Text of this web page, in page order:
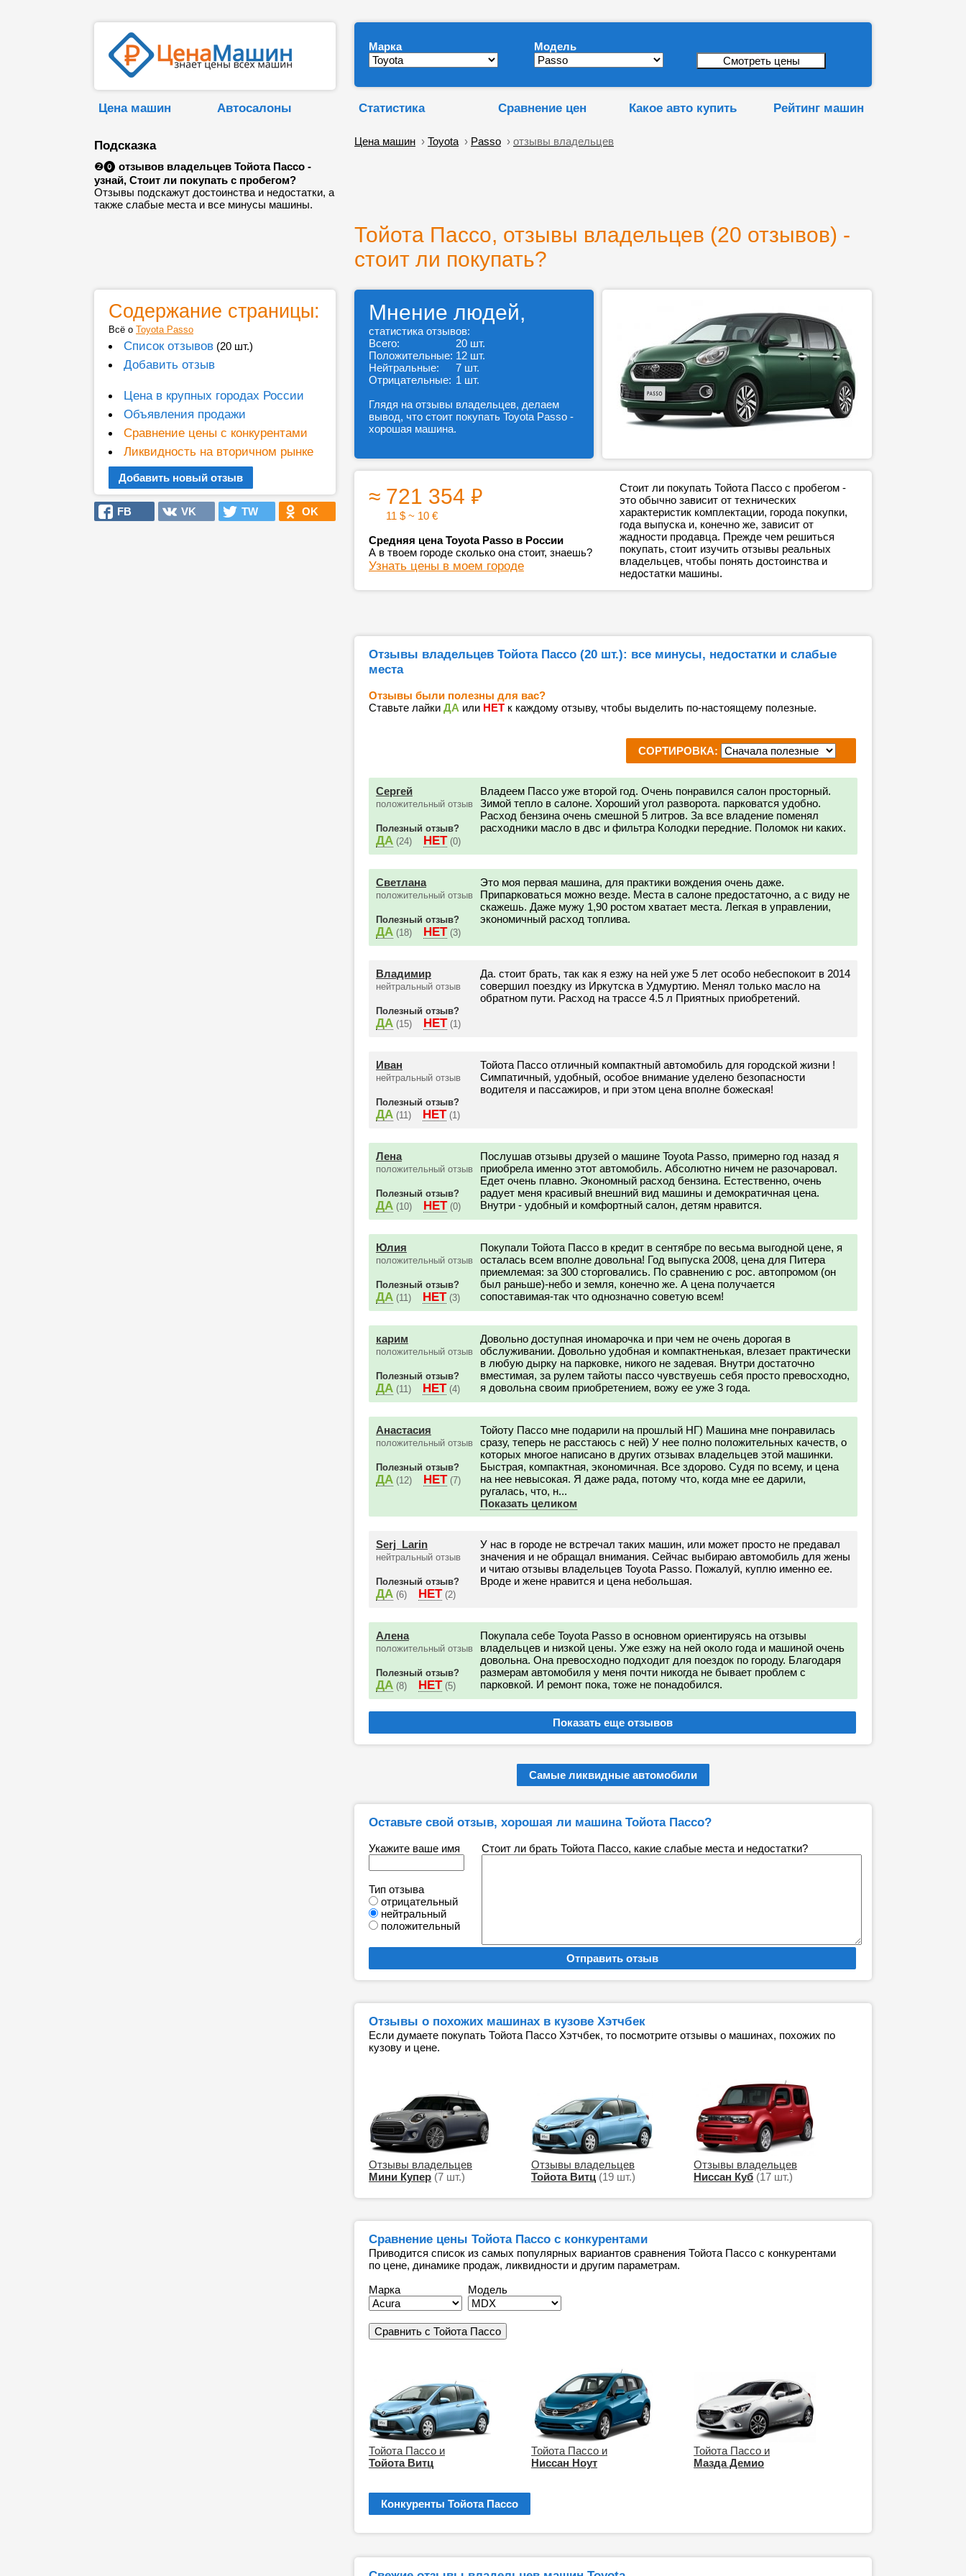
Марка Модель
Цена машин Автосалоны Статистика Сравнение цен Какое авто купить Рейтинг машин
Подсказка
❷⓿ отзывов владельцев Тойота Пассо -
узнай, Стоит ли покупать с пробегом?
Отзывы подскажут достоинства и недостатки, а
также слабые места и все минусы машины.
Цена машин › Toyota › Passo › отзывы владельцев
Тойота Пассо, отзывы владельцев (20 отзывов) -
стоит ли покупать?
Содержание страницы:
Всё о Toyota Passo
Список отзывов (20 шт.)
Добавить отзыв
Цена в крупных городах России
Объявления продажи
Сравнение цены с конкурентами
Ликвидность на вторичном рынке
Добавить новый отзыв
FB VK TW OK
Мнение людей,
статистика отзывов:
Всего:
20 шт.
Положительные: 12 шт.
Нейтральные:
7 шт.
Отрицательные: 1 шт.
Глядя на отзывы владельцев, делаем
вывод, что стоит покупать Toyota Passo -
хорошая машина.
≈ 721 354 ₽
11 $ ~ 10 €
Средняя цена Toyota Passo в России
А в твоем городе сколько она стоит, знаешь?
Узнать цены в моем городе
Стоит ли покупать Тойота Пассо с пробегом -
это обычно зависит от технических
характеристик комплектации, города покупки,
года выпуска и, конечно же, зависит от
жадности продавца. Прежде чем решиться
покупать, стоит изучить отзывы реальных
владельцев, чтобы понять достоинства и
недостатки машины.
Отзывы владельцев Тойота Пассо (20 шт.): все минусы, недостатки и слабые
места
Отзывы были полезны для вас?
Ставьте лайки ДА или НЕТ к каждому отзыву, чтобы выделить по-настоящему полезные.
СОРТИРОВКА:
Сергей
положительный отзыв
Полезный отзыв?
ДА (24) НЕТ (0)
Владеем Пассо уже второй год. Очень понравился салон просторный.
Зимой тепло в салоне. Хороший угол разворота. парковатся удобно.
Расход бензина очень смешной 5 литров. За все владение поменял
расходники масло в двс и фильтра Колодки передние. Поломок ни каких.
Светлана
положительный отзыв
Полезный отзыв?
ДА (18) НЕТ (3)
Это моя первая машина, для практики вождения очень даже.
Припарковаться можно везде. Места в салоне предостаточно, а с виду не
скажешь. Даже мужу 1,90 ростом хватает места. Легкая в управлении,
экономичный расход топлива.
Владимир
нейтральный отзыв
Полезный отзыв?
ДА (15) НЕТ (1)
Да. стоит брать, так как я езжу на ней уже 5 лет особо небеспокоит в 2014
совершил поездку из Иркутска в Удмуртию. Менял только масло на
обратном пути. Расход на трассе 4.5 л Приятных приобретений.
Иван
нейтральный отзыв
Полезный отзыв?
ДА (11) НЕТ (1)
Тойота Пассо отличный компактный автомобиль для городской жизни !
Симпатичный, удобный, особое внимание уделено безопасности
водителя и пассажиров, и при этом цена вполне божеская!
Лена
положительный отзыв
Полезный отзыв?
ДА (10) НЕТ (0)
Послушав отзывы друзей о машине Toyota Passo, примерно год назад я
приобрела именно этот автомобиль. Абсолютно ничем не разочаровал.
Едет очень плавно. Экономный расход бензина. Естественно, очень
радует меня красивый внешний вид машины и демократичная цена.
Внутри - удобный и комфортный салон, детям нравится.
Юлия
положительный отзыв
Полезный отзыв?
ДА (11) НЕТ (3)
Покупали Тойота Пассо в кредит в сентябре по весьма выгодной цене, я
осталась всем вполне довольна! Год выпуска 2008, цена для Питера
приемлемая: за 300 сторговались. По сравнению с рос. автопромом (он
был раньше)-небо и земля, конечно же. А цена получается
сопоставимая-так что однозначно советую всем!
карим
положительный отзыв
Полезный отзыв?
ДА (11) НЕТ (4)
Довольно доступная иномарочка и при чем не очень дорогая в
обслуживании. Довольно удобная и компактненькая, влезает практически
в любую дырку на парковке, никого не задевая. Внутри достаточно
вместимая, за рулем тайоты пассо чувствуешь себя просто превосходно,
я довольна своим приобретением, вожу ее уже 3 года.
Анастасия
положительный отзыв
Полезный отзыв?
ДА (12) НЕТ (7)
Тойоту Пассо мне подарили на прошлый НГ) Машина мне понравилась
сразу, теперь не расстаюсь с ней) У нее полно положительных качеств, о
которых многое написано в других отзывах владельцев этой машинки.
Быстрая, компактная, экономичная. Все здорово. Судя по всему, и цена
на нее невысокая. Я даже рада, потому что, когда мне ее дарили,
ругалась, что, н...
Показать целиком
Serj_Larin
нейтральный отзыв
Полезный отзыв?
ДА (6) НЕТ (2)
У нас в городе не встречал таких машин, или может просто не предавал
значения и не обращал внимания. Сейчас выбираю автомобиль для жены
и читаю отзывы владельцев Toyota Passo. Пожалуй, куплю именно ее.
Вроде и жене нравится и цена небольшая.
Алена
положительный отзыв
Полезный отзыв?
ДА (8) НЕТ (5)
Покупала себе Toyota Passo в основном ориентируясь на отзывы
владельцев и низкой цены. Уже езжу на ней около года и машиной очень
довольна. Она превосходно подходит для поездок по городу. Благодаря
размерам автомобиля у меня почти никогда не бывает проблем с
парковкой. И ремонт пока, тоже не понадобился.
Самые ликвидные автомобили
Оставьте свой отзыв, хорошая ли машина Тойота Пассо?
Укажите ваше имя
Тип отзыва
отрицательный
нейтральный
положительный
Стоит ли брать Тойота Пассо, какие слабые места и недостатки?
Отзывы о похожих машинах в кузове Хэтчбек
Если думаете покупать Тойота Пассо Хэтчбек, то посмотрите отзывы о машинах, похожих по
кузову и цене.
Отзывы владельцев
Мини Купер (7 шт.)
Отзывы владельцев
Тойота Витц (19 шт.)
Отзывы владельцев
Ниссан Куб (17 шт.)
Сравнение цены Тойота Пассо с конкурентами
Приводится список из самых популярных вариантов сравнения Тойота Пассо с конкурентами
по цене, динамике продаж, ликвидности и другим параметрам.
Марка
Модель
Тойота Пассо и
Тойота Витц
Тойота Пассо и
Ниссан Ноут
Тойота Пассо и
Мазда Демио
Конкуренты Тойота Пассо